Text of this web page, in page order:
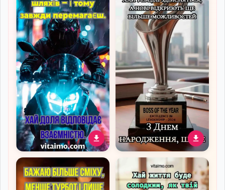
Листівка до дня
народження чоловіку з
образом мотоцикліста,
який перемагає
Вітальна листівка до Дня
народження шефа з
кубком найкращого
керівника